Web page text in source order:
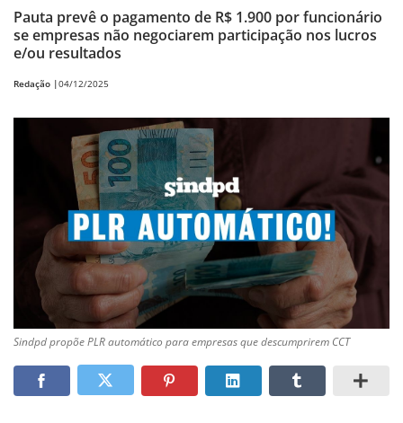
Pauta prevê o pagamento de R$ 1.900 por funcionário
se empresas não negociarem participação nos lucros
e/ou resultados
Redação |04/12/2025
Sindpd propõe PLR automático para empresas que descumprirem CCT